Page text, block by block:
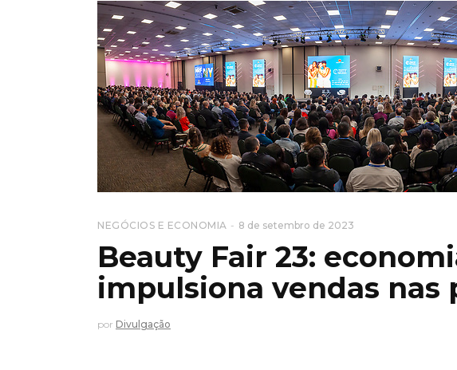
NEGÓCIOS E ECONOMIA 8 de setembro de 2023
Beauty Fair 23:
impulsiona vendas nas
por Divulgação